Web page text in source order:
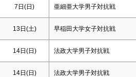
7日(日) 亜細亜大学男子対抗戦
13日(土) 早稲田大学女子対抗戦
14日(日) 法政大学男子対抗戦
14日(日) 法政大学男子対抗戦